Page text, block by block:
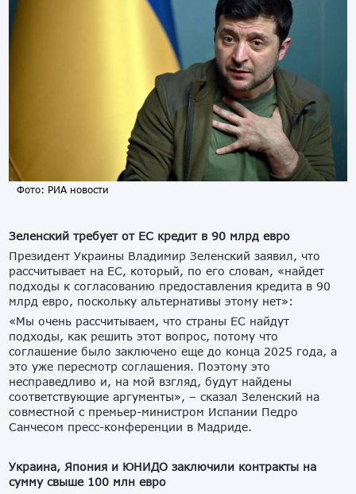
Фото: РИА новости
Зеленский требует от ЕС кредит в 90 млрд евро
Президент Украины Владимир Зеленский заявил, что
рассчитывает на ЕС, который, по его словам, «найдет
подходы к согласованию предоставления кредита в 90
млрд евро, поскольку альтернативы этому нет»:
«Мы очень рассчитываем, что страны ЕС найдут
подходы, как решить этот вопрос, потому что
соглашение было заключено еще до конца 2025 года, а
это уже пересмотр соглашения. Поэтому это
несправедливо и, на мой взгляд, будут найдены
соответствующие аргументы», – сказал Зеленский на
совместной с премьер-министром Испании Педро
Санчесом пресс-конференции в Мадриде.
Украина, Япония и ЮНИДО заключили контракты на
сумму свыше 100 млн евро